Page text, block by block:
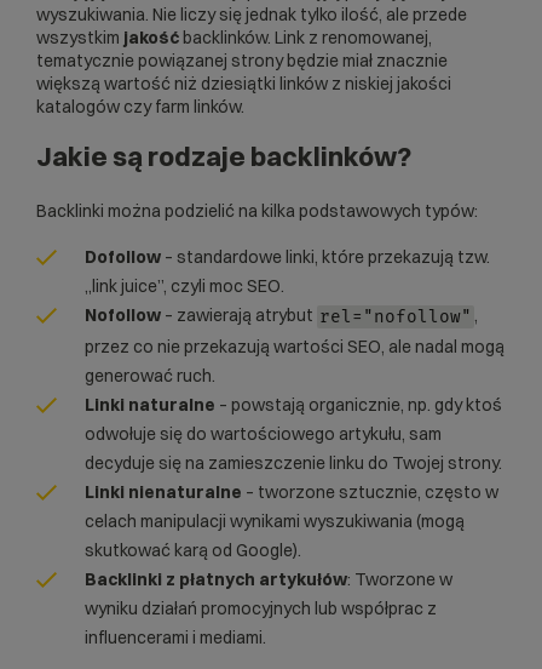
wyszukiwania. Nie liczy się jednak tylko ilość, ale przede
wszystkim jakość backlinków. Link z renomowanej,
tematycznie powiązanej strony będzie miał znacznie
większą wartość niż dziesiątki linków z niskiej jakości
katalogów czy farm linków.
Jakie są rodzaje backlinków?
Backlinki można podzielić na kilka podstawowych typów:
Dofollow – standardowe linki, które przekazują tzw.
„link juice”, czyli moc SEO.
Nofollow – zawierają atrybut rel="nofollow" ,
przez co nie przekazują wartości SEO, ale nadal mogą
generować ruch.
Linki naturalne – powstają organicznie, np. gdy ktoś
odwołuje się do wartościowego artykułu, sam
decyduje się na zamieszczenie linku do Twojej strony.
Linki nienaturalne – tworzone sztucznie, często w
celach manipulacji wynikami wyszukiwania (mogą
skutkować karą od Google).
Backlinki z płatnych artykułów: Tworzone w
wyniku działań promocyjnych lub współprac z
influencerami i mediami.